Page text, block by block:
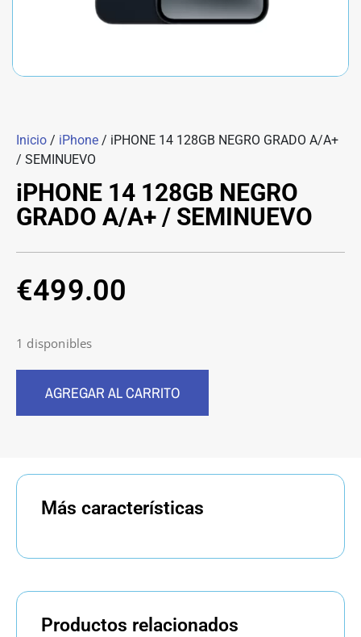
Inicio / iPhone / iPHONE 14 128GB NEGRO GRADO A/A+
/ SEMINUEVO
iPHONE 14 128GB NEGRO
GRADO A/A+ / SEMINUEVO
€499.00
1 disponibles
AGREGAR AL CARRITO
Más características
Productos relacionados